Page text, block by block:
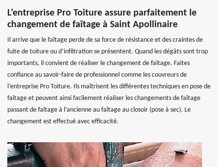
L’entreprise Pro Toiture assure parfaitement le
changement de faîtage à Saint Apollinaire
Il arrive que le faîtage perde de sa force de résistance et des craintes de
fuite de toiture ou d’infiltration se présentent. Quand les dégâts sont trop
importants, il convient de réaliser le changement de faîtage. Faites
confiance au savoir-faire de professionnel comme les couvreurs de
l’entreprise Pro Toiture. Ils maîtrisent les différentes techniques en pose de
faîtage et peuvent ainsi facilement réaliser les changements de faîtage
passant de faîtage à l’ancienne au faîtage au closoir (pose à sec). Le
changement est effectué avec efficacité.